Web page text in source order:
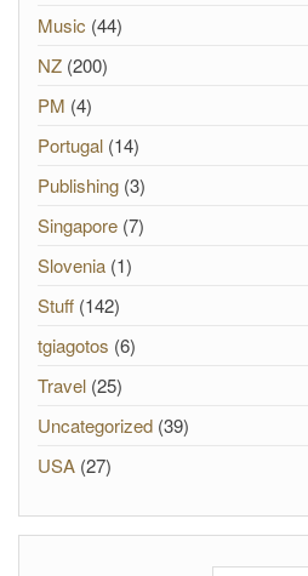
Music (44)
NZ (200)
PM (4)
Portugal (14)
Publishing (3)
Singapore (7)
Slovenia (1)
Stuff (142)
tgiagotos (6)
Travel (25)
Uncategorized (39)
USA (27)